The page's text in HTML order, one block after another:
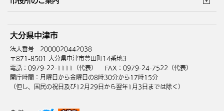
サイトマップ
庁舎地図 組織案内
中津市へのアクセス
大分県中津市
法人番号 2000020442038
〒871-8501 大分県中津市豊田町14番地3
電話：0979-22-1111（代表）
FAX：0979-24-7522（代表）
開庁時間：月曜日から金曜日の8時30分から17時15分
（但し、国民の祝日及び12月29日から翌年1月3日までは除く）